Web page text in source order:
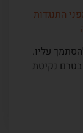
התנגדות
עליו.
נקיטת